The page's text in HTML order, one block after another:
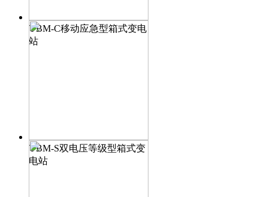
YBM-C移动应急型箱式变电
站
YBM-S双电压等级型箱式变
电站